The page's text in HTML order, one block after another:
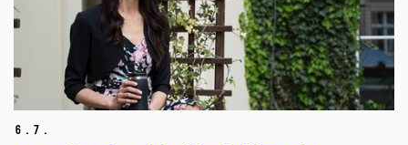
6. 7.